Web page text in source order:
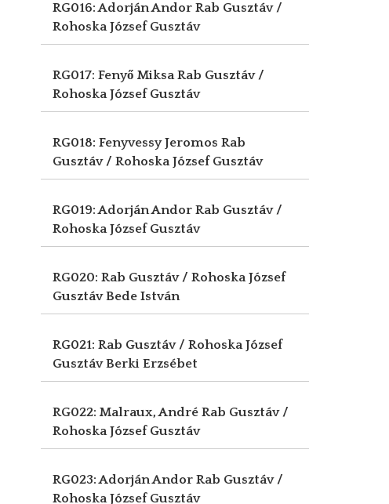
RG016: Adorján Andor Rab Gusztáv /
Rohoska József Gusztáv
RG017: Fenyő MiksaRab Gusztáv /
Rohoska József Gusztáv
RG018: Fenyvessy Jeromos Rab
Gusztáv / Rohoska József Gusztáv
RG019: Adorján Andor Rab Gusztáv /
Rohoska József Gusztáv
RG020: Rab Gusztáv / Rohoska József
GusztávBede István
RG021: Rab Gusztáv / Rohoska József
GusztávBerki Erzsébet
RG022: Malraux, André Rab Gusztáv /
Rohoska József Gusztáv
RG023: Adorján Andor Rab Gusztáv /
Rohoska József Gusztáv